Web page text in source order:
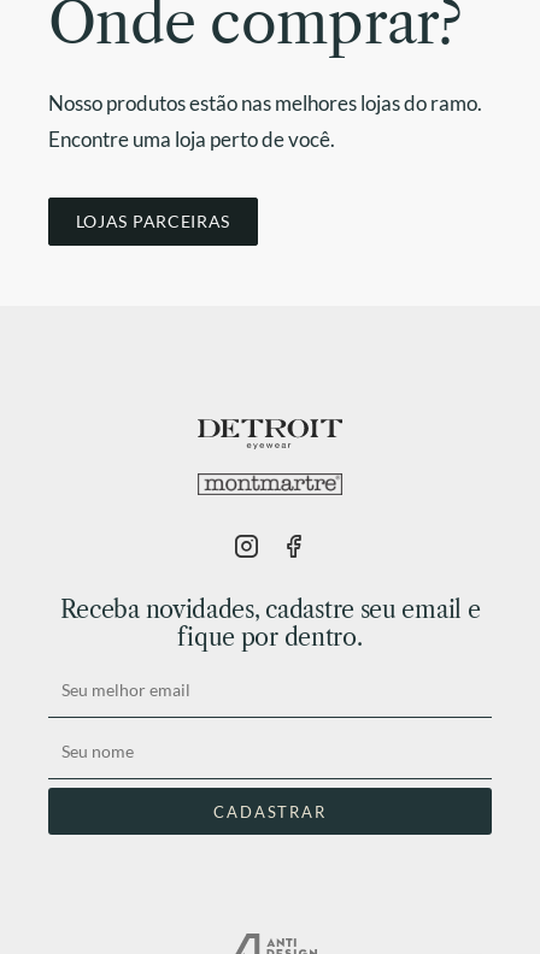
Onde comprar?
Nosso produtos estão nas melhores lojas do ramo.
Encontre uma loja perto de você.
LOJAS PARCEIRAS
Receba novidades, cadastre seu email e
fique por dentro.